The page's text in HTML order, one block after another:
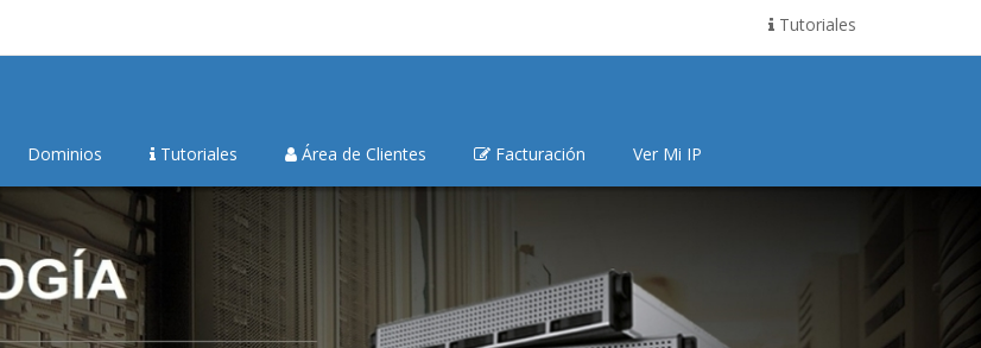
Tutoriales
Dominios Tutoriales Área de Clientes Facturación Ver Mi IP